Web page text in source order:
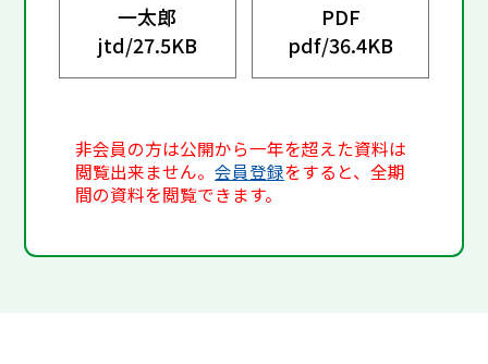
一太郎
jtd/27.5KB
PDF
pdf/36.4KB
非会員の方は公開から一年を超えた資料は
閲覧出来ません。会員登録をすると、全期
間の資料を閲覧できます。